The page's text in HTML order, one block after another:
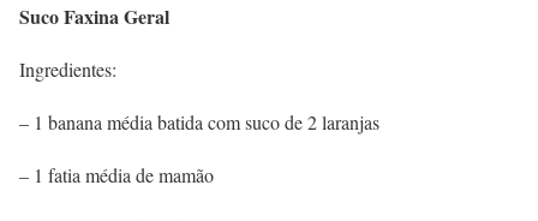
Suco Faxina Geral
Ingredientes:
– 1 banana média batida com suco de 2 laranjas
– 1 fatia média de mamão